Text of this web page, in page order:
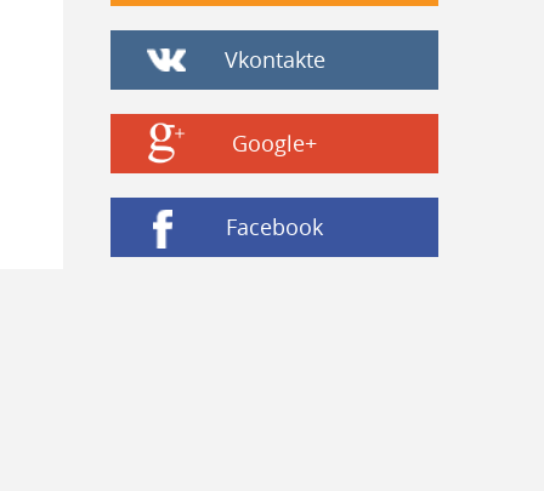
Vkontakte
Google+
Facebook